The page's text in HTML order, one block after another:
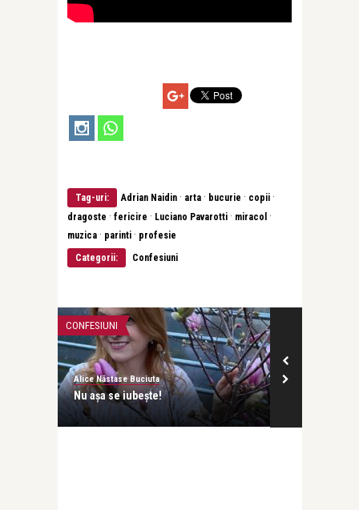
Tag-uri: Adrian Naidin · arta · bucurie · copii ·
dragoste · fericire · Luciano Pavarotti · miracol ·
muzica · parinti · profesie
Categorii:
Confesiuni
CONFESIUNI
Alice Năstase Buciuta
Iubirea de sine. Asta, da comoară!